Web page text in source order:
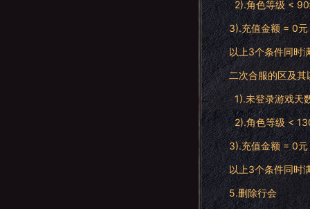
2).角色等级 <
3).充值金额 = 0元
以上3个条件同时
二次合服的区及其
1).未登录游戏天
2).角色等级 <
3).充值金额 = 0元
以上3个条件同时
5.删除行会